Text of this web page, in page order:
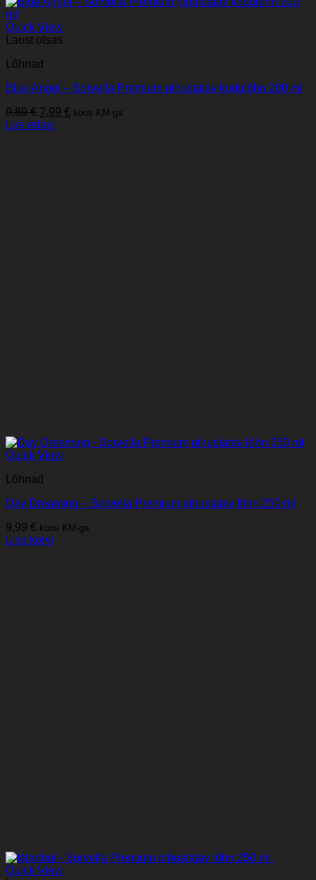
Quick View
Laost otsas
Lõhnad
Blue Angel – Sorvella Premium pihustatav kodulõhn 200 ml
9,89€ Algne
hind
7,99 € Praegune
koos KM-ga
Loe edasi
Quick View
Lõhnad
Day Dreaming – Sorvella Premium pihustatav lõhn 250 ml
9,99 € koos KM-ga
Lisa korvi
Quick View